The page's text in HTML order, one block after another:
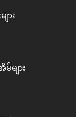
ား
များ